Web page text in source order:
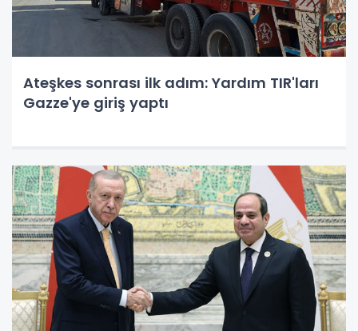
Ateşkes sonrası ilk adım: Yardım TIR'ları
Gazze'ye giriş yaptı